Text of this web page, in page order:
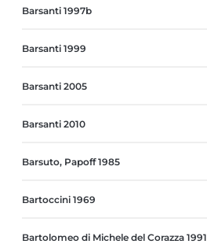
Barsanti 1997b
Barsanti 1999
Barsanti 2005
Barsanti 2010
Barsuto, Papoff 1985
Bartoccini 1969
Bartolomeo di Michele del Corazza 1991